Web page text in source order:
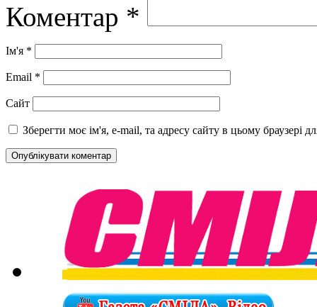
Коментар *
Ім'я *
Email *
Сайт
Зберегти моє ім'я, e-mail, та адресу сайту в цьому браузері